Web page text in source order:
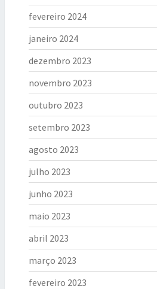
fevereiro 2024
janeiro 2024
dezembro 2023
novembro 2023
outubro 2023
setembro 2023
agosto 2023
julho 2023
junho 2023
maio 2023
abril 2023
março 2023
fevereiro 2023